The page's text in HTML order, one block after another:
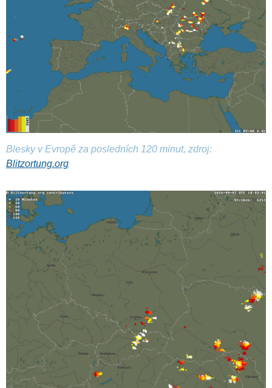
Blesky v Evropě za posledních 120 minut, zdroj:
Blitzortung.org